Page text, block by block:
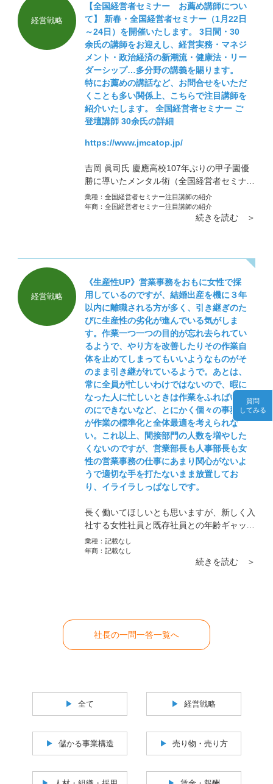
経営戦略
【全国経営者セミナー お薦め講師につい
て】 新春・全国経営者セミナー（1月22日
～24日）を開催いたします。 3日間・30
余氏の講師をお迎えし、経営実務・マネジ
メント・政治経済の新潮流・健康法・リー
ダーシップ…多分野の講義を賜ります。
特にお薦めの講話など、お問合せをいただ
くことも多い関係上、こちらで注目講師を
紹介いたします。 全国経営者セミナー ご
登壇講師 30余氏の詳細
https://www.jmcatop.jp/
吉岡 眞司氏 慶應高校107年ぶりの甲子園優
勝に導いたメンタル術（全国経営者セミナー
注目講師）ご紹介
業種： 全国経営者セミナー注目講師の紹介
年商： 全国経営者セミナー注目講師の紹介
続きを読む ＞
経営戦略
《生産性UP》営業事務をおもに女性で採
用しているのですが、結婚出産を機に３年
以内に離職される方が多く、引き継ぎのた
びに生産性の劣化が進んでいる気がしま
す。作業一つ一つの目的が忘れ去られてい
るようで、やり方を改善したりその作業自
体を止めてしまってもいいようなものがそ
のまま引き継がれているようで。あとは、
常に全員が忙しいわけではないので、暇に
なった人に忙しいときは作業をふればいい
のにできないなど、とにかく個々の事務員
が作業の標準化と全体最適を考えられな
い。これ以上、間接部門の人数を増やした
くないのですが、営業部長も人事部長も女
性の営業事務の仕事にあまり関心がないよ
うで適切な手を打たないまま放置してお
り、イライラしっぱなしです。
長く働いてほしいとも思いますが、新しく入
社する女性社員と既存社員との年齢ギャップ
ができてしまうことを考えると循環もある程
度は必要です。こればかりはタイミングです
し決して悪いことではありません。
業種： 記載なし
年商： 記載なし
続きを読む ＞
社長の一問一答一覧へ
全て 経営戦略
儲かる事業構造 売り物・売り方
質問
してみる